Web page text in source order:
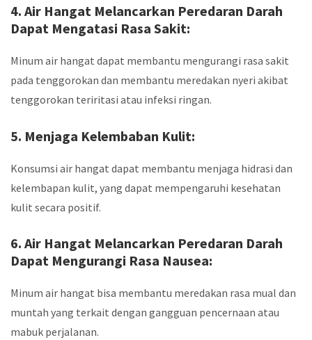
4. Air Hangat Melancarkan Peredaran Darah
Dapat Mengatasi Rasa Sakit:
Minum air hangat dapat membantu mengurangi rasa sakit
pada tenggorokan dan membantu meredakan nyeri akibat
tenggorokan teriritasi atau infeksi ringan.
5. Menjaga Kelembaban Kulit:
Konsumsi air hangat dapat membantu menjaga hidrasi dan
kelembapan kulit, yang dapat mempengaruhi kesehatan
kulit secara positif.
6. Air Hangat Melancarkan Peredaran Darah
Dapat Mengurangi Rasa Nausea:
Minum air hangat bisa membantu meredakan rasa mual dan
muntah yang terkait dengan gangguan pencernaan atau
mabuk perjalanan.